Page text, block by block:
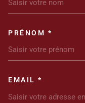
PRÉNOM *
EMAIL *